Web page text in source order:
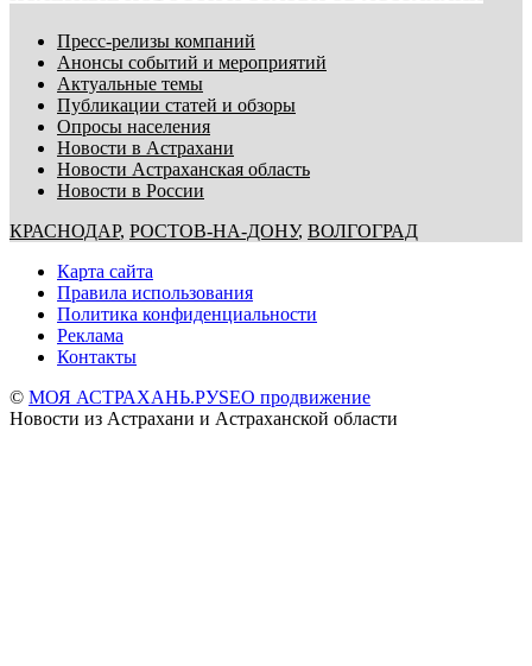
Пресс-релизы компаний
Анонсы событий и мероприятий
Актуальные темы
Публикации статей и обзоры
Опросы населения
Новости в Астрахани
Новости Астраханская область
Новости в России
КРАСНОДАР, РОСТОВ-НА-ДОНУ, ВОЛГОГРАД
Карта сайта
Правила использования
Политика конфиденциальности
Реклама
Контакты
© МОЯ АСТРАХАНЬ.РУSEO продвижение
Новости из Астрахани и Астраханской области